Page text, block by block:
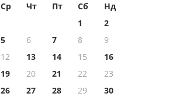
Ср Чт Пт Сб
Нд
1
2
5 6 7 8
9
12 13 14 15
16
19 20 21 22
23
26 27 28 29
30